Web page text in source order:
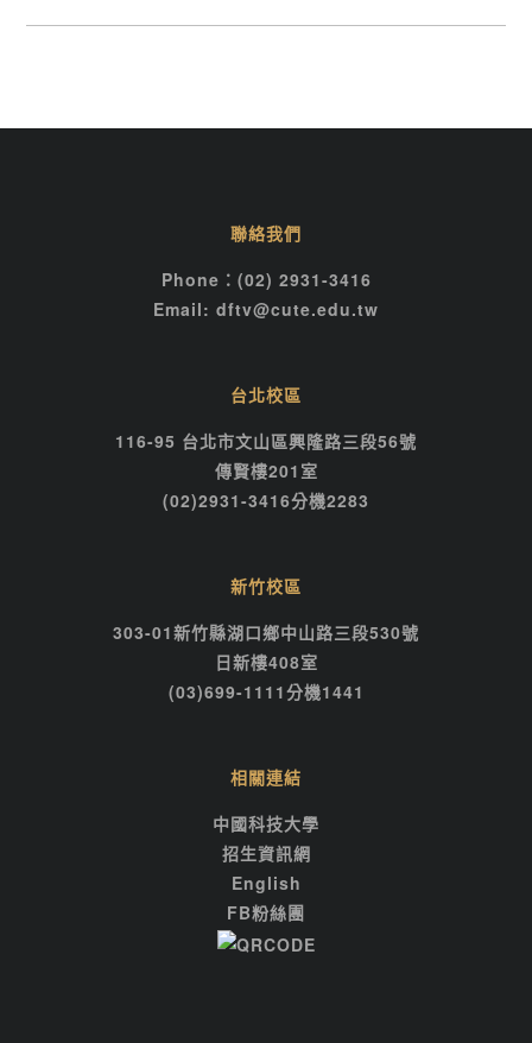
聯絡我們
Phone：(02) 2931-3416
Email: dftv@cute.edu.tw
台北校區
116-95 台北市文山區興隆路三段56號
傳賢樓201室
(02)2931-3416分機2283
新竹校區
303-01新竹縣湖口鄉中山路三段530號
日新樓408室
(03)699-1111分機1441
相關連結
中國科技大學
招生資訊網
English
FB粉絲團